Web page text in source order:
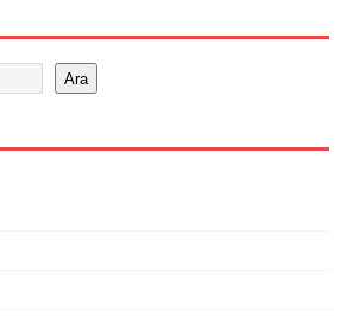
Ara